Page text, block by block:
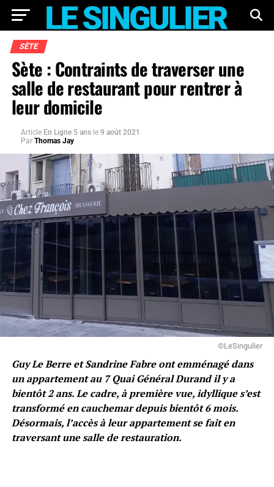
SÈTE
Sète : Contraints de traverser une
salle de restaurant pour rentrer à
leur domicile
Article En Ligne 5 ans le 9 août 2021
Par Thomas Jay
©LeSingulier
Guy Le Berre et Sandrine Fabre ont emménagé dans
un appartement au 7 Quai Général Durand il y a
bientôt 2 ans. Le cadre, à première vue, idyllique s’est
transformé en cauchemar depuis bientôt 6 mois.
Désormais, l’accès à leur appartement se fait en
traversant une salle de restauration.